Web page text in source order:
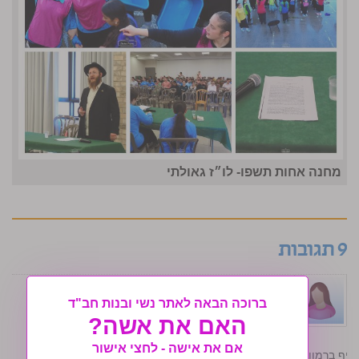
מחנה אחות תשפו- לו״ז גאולתי
9 תגובות
ברמוווותתת!!!!! מתגעגעת. …
ברוכה הבאה לאתר נשי ובנות חב"ד
האם את אשה?
אם את אישה - לחצי אישור